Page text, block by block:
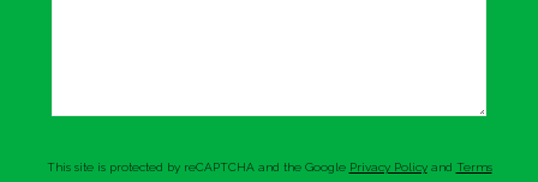
This site is protected by reCAPTCHA and the Google Privacy Policyand Terms